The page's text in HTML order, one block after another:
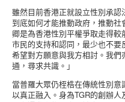
雖然目前香港正就設立性別承
到底如何才能推動政府，推動
卿是為香港性別平權爭取走得
市民的支持和認同，最少也不
希望對方願意與我方相討。我
通，尋求共識。」
當普羅大眾仍桎梏在傳統性別
以真正融入。身為TGR的創辦